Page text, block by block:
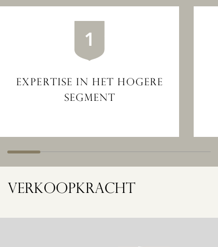
1
EXPERTISE IN HET HOGERE
SEGMENT
VERKOOPKRACHT